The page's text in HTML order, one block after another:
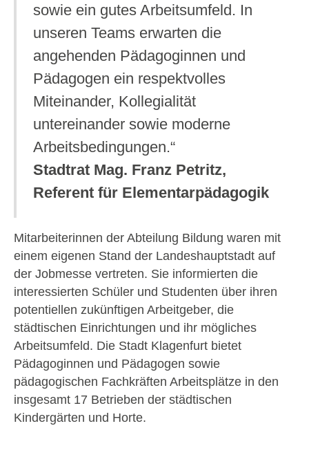
sowie ein gutes Arbeitsumfeld. In
unseren Teams erwarten die
angehenden Pädagoginnen und
Pädagogen ein respektvolles
Miteinander, Kollegialität
untereinander sowie moderne
Arbeitsbedingungen.“
Stadtrat Mag. Franz Petritz,
Referent für Elementarpädagogik
Mitarbeiterinnen der Abteilung Bildung waren mit
einem eigenen Stand der Landeshauptstadt auf
der Jobmesse vertreten. Sie informierten die
interessierten Schüler und Studenten über ihren
potentiellen zukünftigen Arbeitgeber, die
städtischen Einrichtungen und ihr mögliches
Arbeitsumfeld. Die Stadt Klagenfurt bietet
Pädagoginnen und Pädagogen sowie
pädagogischen Fachkräften Arbeitsplätze in den
insgesamt 17 Betrieben der städtischen
Kindergärten und Horte.